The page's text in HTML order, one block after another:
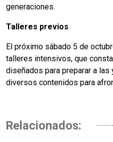
generaciones.
Talleres previos
El próximo sábado 5 de
talleres intensivos, que
diseñados para preparar a
diversos contenidos para
Relacionados: